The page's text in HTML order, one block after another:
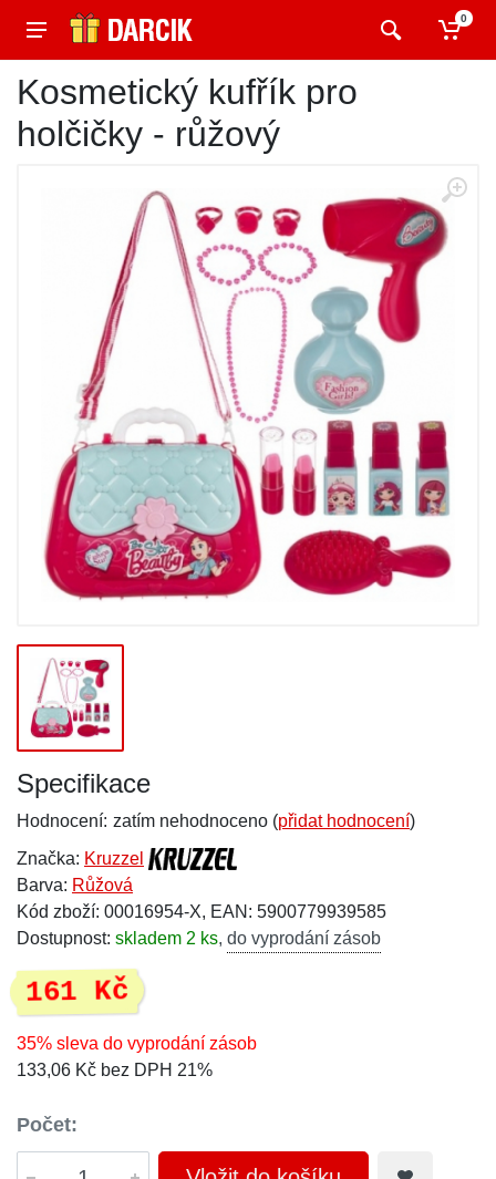
0
Kosmetický kufřík pro
holčičky - růžový
Specifikace
Hodnocení: zatím nehodnoceno (přidat hodnocení)
Značka: Kruzzel
Barva: Růžová
Kód zboží: 00016954-X, EAN: 5900779939585
Dostupnost: skladem 2 ks, do vyprodání zásob
161 Kč
35% sleva do vyprodání zásob
133,06 Kč bez DPH 21%
Počet: